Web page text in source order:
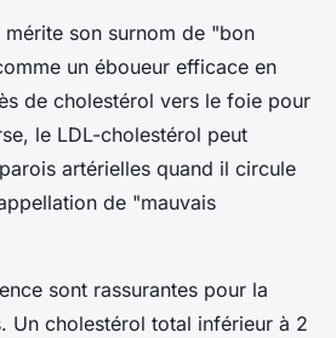
mérite son surnom de "bon
un éboueur efficace en
de cholestérol vers le foie pour
le LDL-cholestérol peut
artérielles quand il circule
de "mauvais
sont rassurantes pour la
Un cholestérol total inférieur à 2